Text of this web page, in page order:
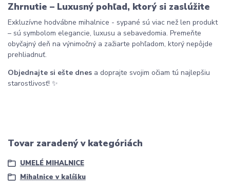
Zhrnutie – Luxusný pohľad, ktorý si zaslúžite
Exkluzívne hodvábne mihalnice - sypané sú viac než len produkt
– sú symbolom elegancie, luxusu a sebavedomia. Premeňte
obyčajný deň na výnimočný a zažiarte pohľadom, ktorý nepôjde
prehliadnuť.
Objednajte si ešte dnes a doprajte svojim očiam tú najlepšiu
starostlivosť! ✨
Tovar zaradený v kategóriách
UMELÉ MIHALNICE
Mihalnice v kalíšku